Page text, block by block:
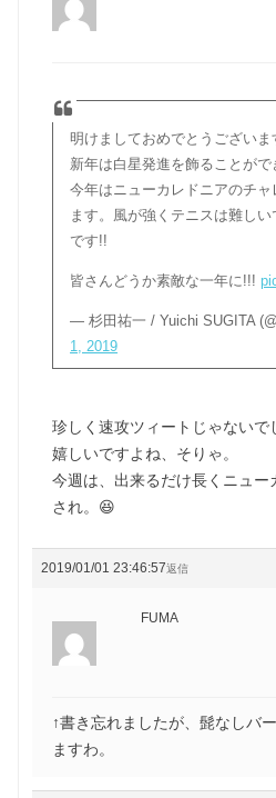
明けましておめでとうございま
新年は白星発進を飾ることがで
今年はニューカレドニアのチ
ます。風が強くテニスは難し
です!!
皆さんどうか素敵な一年に!!!
— 杉田祐一 / Yuichi SUGITA
1, 2019
珍しく速攻ツィートじゃないで
嬉しいですよね、そりゃ。
今週は、出来るだけ長くニュ
され。😆
2019/01/01 23:46:57返信
FUMA
↑書き忘れましたが、髭なしバ
ますわ。